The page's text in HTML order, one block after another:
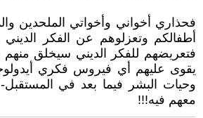
فحذاري أخواني وأخواتي الملحدين
أطفالكم وتعزلوهم عن الفكر
فتعريضهم للفكر الديني سيخلق منهم
يقوى عليهم أي فيروس فكري
وحيات البشر فيما بعد في
معهم فيه!!!